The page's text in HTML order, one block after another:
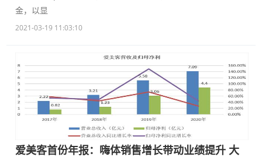
金，以显
2021-03-19 11:03:10
爱美客首份年报：嗨体销售增长带动业绩提升 大